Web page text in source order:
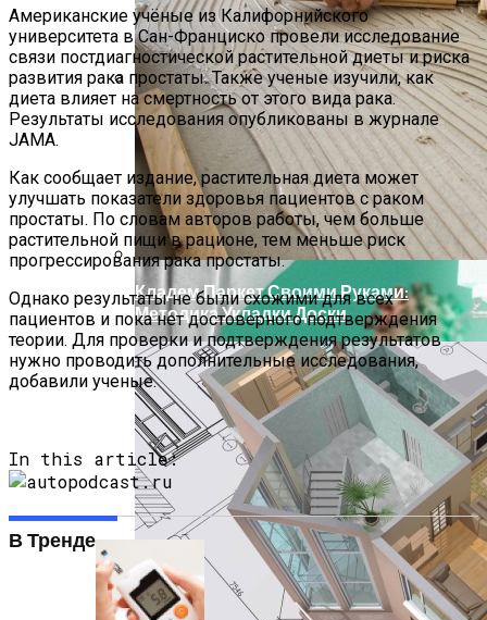
Исследование Позвоночника
Показывает, Что Усталость Мышц
Может Быть Причиной Боли В Шее
Новая Вакцина На Основе МРНК
Эффективнее Других Снижает Тяжесть
Кладем Паркет Своими Руками:
Методика Укладки Доски
Американские учёные из Калифорнийского
университета в Сан-Франциско провели исследование
связи постдиагностической растительной диеты и риска
развития рака простаты. Также ученые изучили, как
диета влияет на смертность от этого вида рака.
Результаты исследования опубликованы в журнале
JAMA.
Как сообщает издание, растительная диета может
улучшать показатели здоровья пациентов с раком
простаты. По словам авторов работы, чем больше
растительной пищи в рационе, тем меньше риск
прогрессирования рака простаты.
Однако результаты не были схожими для всех
пациентов и пока нет достоверного подтверждения
теории. Для проверки и подтверждения результатов
нужно проводить дополнительные исследования,
добавили ученые.
In this article:
В Тренде